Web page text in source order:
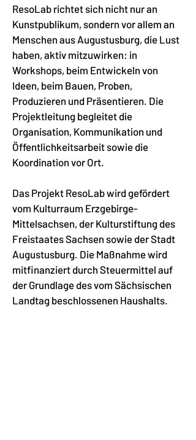
ResoLab richtet sich nicht nur an
Kunstpublikum, sondern vor allem an
Menschen aus Augustusburg, die Lust
haben, aktiv mitzuwirken: in
Workshops, beim Entwickeln von
Ideen, beim Bauen, Proben,
Produzieren und Präsentieren. Die
Projektleitung begleitet die
Organisation, Kommunikation und
Öffentlichkeitsarbeit sowie die
Koordination vor Ort.
Das Projekt ResoLab wird gefördert
vom Kulturraum Erzgebirge-
Mittelsachsen, der Kulturstiftung des
Freistaates Sachsen sowie der Stadt
Augustusburg. Die Maßnahme wird
mitfinanziert durch Steuermittel auf
der Grundlage des vom Sächsischen
Landtag beschlossenen Haushalts.